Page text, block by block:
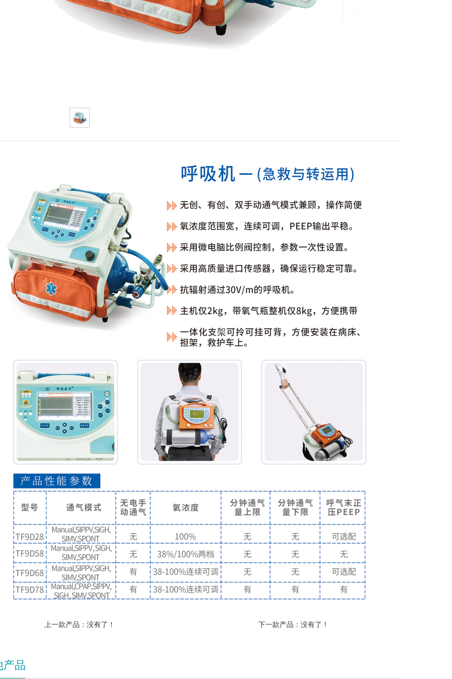
上一款产品：没有了！ 下一款产品：没有了！
产品